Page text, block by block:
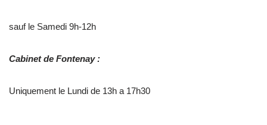
sauf le Samedi 9h-12h
Cabinet de Fontenay :
Uniquement le Lundi de 13h a 17h30